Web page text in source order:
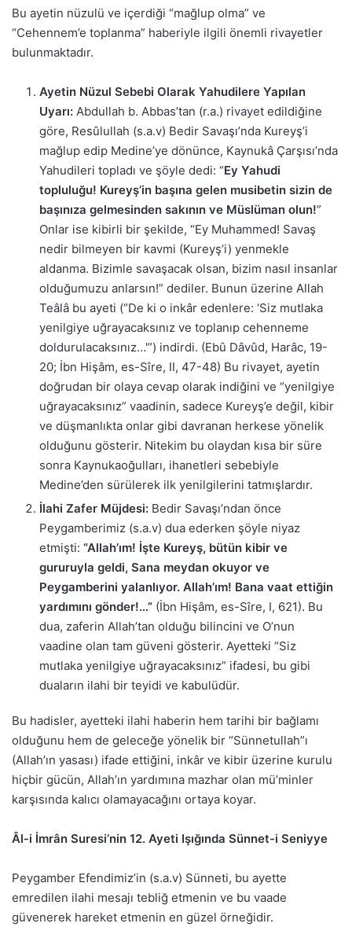
Bu ayetin nüzulü ve içerdiği “mağlup olma” ve
“Cehennem’e toplanma” haberiyle ilgili önemli rivayetler
bulunmaktadır.
Ayetin Nüzul Sebebi Olarak Yahudilere Yapılan
Uyarı: Abdullah b. Abbas’tan (r.a.) rivayet edildiğine
göre, Resûlullah (s.a.v) Bedir Savaşı’nda Kureyş’i
mağlup edip Medine’ye dönünce, Kaynukâ Çarşısı’nda
Yahudileri topladı ve şöyle dedi: “Ey Yahudi
topluluğu! Kureyş’in başına gelen musibetin sizin de
başınıza gelmesinden sakının ve Müslüman olun!”
Onlar ise kibirli bir şekilde, “Ey Muhammed! Savaş
nedir bilmeyen bir kavmi (Kureyş’i) yenmekle
aldanma. Bizimle savaşacak olsan, bizim nasıl insanlar
olduğumuzu anlarsın!” dediler. Bunun üzerine Allah
Teâlâ bu ayeti (“De ki o inkâr edenlere: ‘Siz mutlaka
yenilgiye uğrayacaksınız ve toplanıp cehenneme
doldurulacaksınız…'”) indirdi. (Ebû Dâvûd, Harâc, 19-
20; İbn Hişâm, es-Sîre, II, 47-48) Bu rivayet, ayetin
doğrudan bir olaya cevap olarak indiğini ve “yenilgiye
uğrayacaksınız” vaadinin, sadece Kureyş’e değil, kibir
ve düşmanlıkta onlar gibi davranan herkese yönelik
olduğunu gösterir. Nitekim bu olaydan kısa bir süre
sonra Kaynukaoğulları, ihanetleri sebebiyle
Medine’den sürülerek ilk yenilgilerini tatmışlardır.
İlahi Zafer Müjdesi: Bedir Savaşı’ndan önce
Peygamberimiz (s.a.v) dua ederken şöyle niyaz
etmişti: “Allah’ım! İşte Kureyş, bütün kibir ve
gururuyla geldi, Sana meydan okuyor ve
Peygamberini yalanlıyor. Allah’ım! Bana vaat ettiğin
yardımını gönder!…” (İbn Hişâm, es-Sîre, I, 621). Bu
dua, zaferin Allah’tan olduğu bilincini ve O’nun
vaadine olan tam güveni gösterir. Ayetteki “Siz
mutlaka yenilgiye uğrayacaksınız” ifadesi, bu gibi
duaların ilahi bir teyidi ve kabulüdür.
Bu hadisler, ayetteki ilahi haberin hem tarihi bir bağlamı
olduğunu hem de geleceğe yönelik bir “Sünnetullah”ı
(Allah’ın yasası) ifade ettiğini, inkâr ve kibir üzerine kurulu
hiçbir gücün, Allah’ın yardımına mazhar olan mü’minler
karşısında kalıcı olamayacağını ortaya koyar.
Âl-i İmrân Suresi’nin 12. Ayeti Işığında Sünnet-i Seniyye
Peygamber Efendimiz’in (s.a.v) Sünneti, bu ayette
emredilen ilahi mesajı tebliğ etmenin ve bu vaade
güvenerek hareket etmenin en güzel örneğidir.